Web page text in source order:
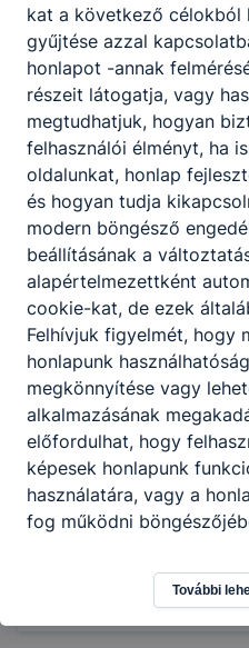
A SZAKKÉPZETTSÉGGEL
műszaki rajz
gyártandó
segítségével
meghatározva
gépeket,
paramétereket;
alkatrészeket
(számítógép-
valamint
egyszerűbb
programot ír és
megtervezi,
folyamatokat és
beavatkozik.
kat a következő célokból
gyűjtése azzal
honlapot -annak
részeit látogatja, vagy
megtudhatjuk, hogyan
felhasználói élményt, ha
oldalunkat, honlap
és hogyan tudja
modern böngésző
beállításának a
alapértelmezettként
cookie-kat, de ezek
Felhívjuk figyelmét, hogy
honlapunk
megkönnyítése vagy
alkalmazásának
előfordulhat, hogy
képesek honlapunk
használatára, vagy a
fog működni
További